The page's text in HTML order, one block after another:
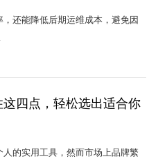
还能降低后期运维成本，避免因
四点，轻松选出适合你
的实用工具，然而市场上品牌繁